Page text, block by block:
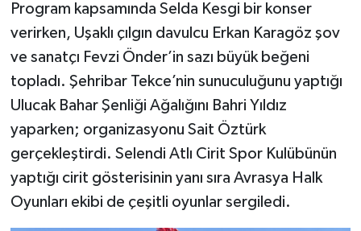
Program kapsamında Selda Kesgi bir konser
verirken, Uşaklı çılgın davulcu Erkan Karagöz şov
ve sanatçı Fevzi Önder’in sazı büyük beğeni
topladı. Şehribar Tekce’nin sunuculuğunu yaptığı
Ulucak Bahar Şenliği Ağalığını Bahri Yıldız
yaparken; organizasyonu Sait Öztürk
gerçekleştirdi. Selendi Atlı Cirit Spor Kulübünün
yaptığı cirit gösterisinin yanı sıra Avrasya Halk
Oyunları ekibi de çeşitli oyunlar sergiledi.